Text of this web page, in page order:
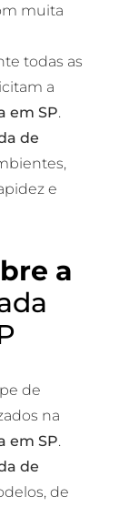
muita
todas as
a
em SP.
de
e
a
de
na
em SP.
de
de